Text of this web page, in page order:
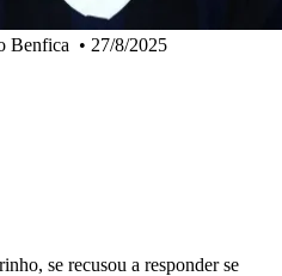
Benfica • 27/8/2025
se recusou a responder se